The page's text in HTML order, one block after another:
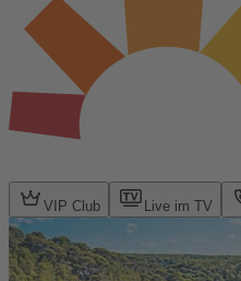
VIP Club Live im TV